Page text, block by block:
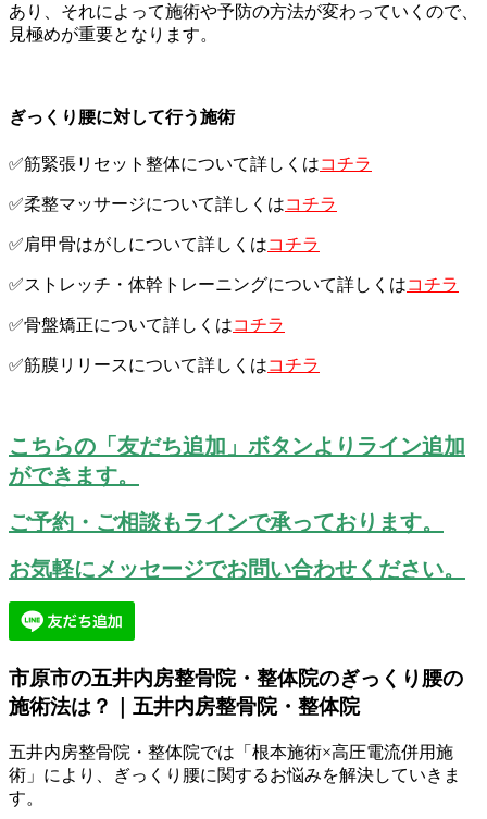
あり、それによって施術や予防の方法が変わっていくので、
見極めが重要となります。
ぎっくり腰に対して行う施術
✅筋緊張リセット整体について詳しくはコチラ
✅柔整マッサージについて詳しくはコチラ
✅肩甲骨はがしについて詳しくはコチラ
✅ストレッチ・体幹トレーニングについて詳しくはコチラ
✅骨盤矯正について詳しくはコチラ
✅筋膜リリースについて詳しくはコチラ
こちらの「友だち追加」ボタンよりライン追加
ができます。
ご予約・ご相談もラインで承っております。
お気軽にメッセージでお問い合わせください。
市原市の五井内房整骨院・整体院のぎっくり腰の
施術法は？｜五井内房整骨院・整体院
五井内房整骨院・整体院では「根本施術×高圧電流併用施
術」により、ぎっくり腰に関するお悩みを解決していきま
す。